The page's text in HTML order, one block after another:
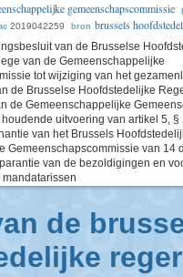
gemeenschapscommissie
2019042259 bron brussels
van de Brusselse
van de Gemeenschappelijke
tot wijziging van het
de Brusselse Hoofdstedelijke
de Gemeenschappelijke
uitvoering van artikel 5, §
van het Brussels
Gemeenschapscommissie van 14
van de bezoldigingen en
de